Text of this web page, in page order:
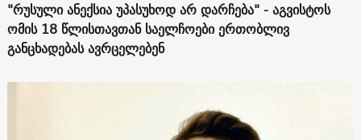
"რუსული ანექსია უპასუხოდ არ დარჩება" - აგვისტოს
ომის 18 წლისთავთან საელჩოები ერთობლივ
განცხადებას ავრცელებენ